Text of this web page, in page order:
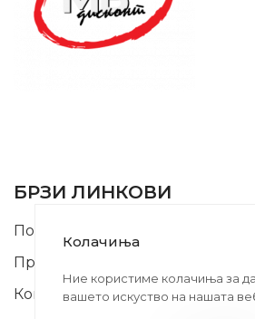
БРЗИ ЛИНКОВИ
Почетна
Производи
Контакт
Колачиња
Ние користиме колачиња за
вашето искуство на нашата